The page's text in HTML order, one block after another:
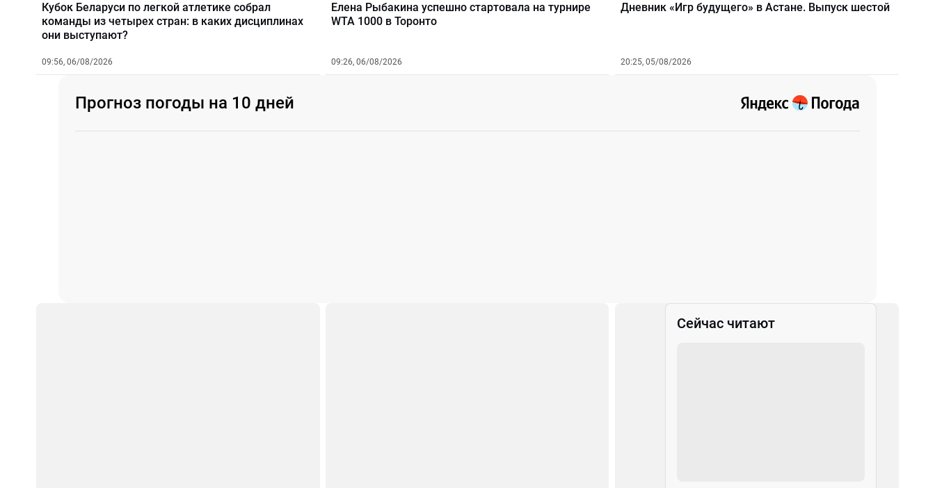
Кубок Беларуси по легкой атлетике собрал
команды из четырех стран: в каких дисциплинах
они выступают?
09:56, 06/08/2026
Елена Рыбакина успешно стартовала на турнире
WTA 1000 в Торонто
09:26, 06/08/2026
Дневник «Игр будущего» в Астане. Выпуск шестой
20:25, 05/08/2026
Прогноз погоды на 10 дней
Сейчас читают